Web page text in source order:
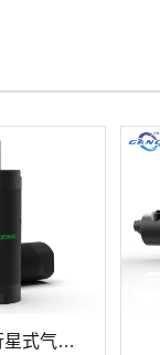
微型气动马达/行星式气动马达